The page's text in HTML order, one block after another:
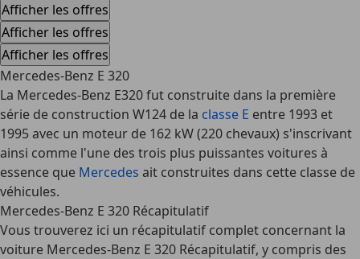
Afficher les offres
Afficher les offres
Afficher les offres
Mercedes-Benz E 320
La Mercedes-Benz E320 fut construite dans la première
série de construction W124 de la classe E entre 1993 et
1995 avec un moteur de 162 kW (220 chevaux) s'inscrivant
ainsi comme l'une des trois plus puissantes voitures à
essence que Mercedes ait construites dans cette classe de
véhicules.
Mercedes-Benz E 320 Récapitulatif
Vous trouverez ici un récapitulatif complet concernant la
voiture Mercedes-Benz E 320 Récapitulatif, y compris des